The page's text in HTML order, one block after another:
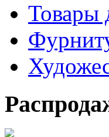
Товары